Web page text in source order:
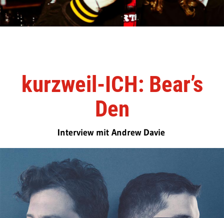
kurzweil-ICH: Bear’s
Den
Interview mit Andrew Davie